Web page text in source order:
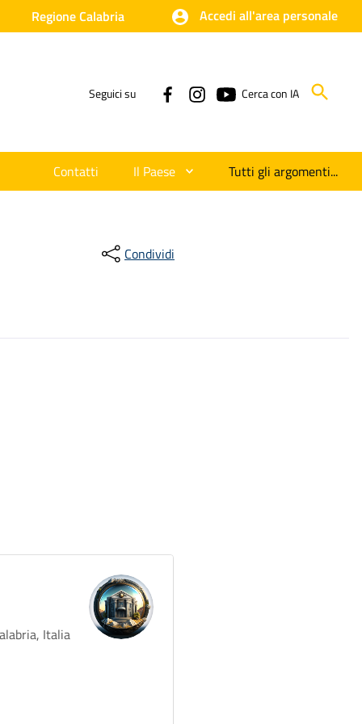
Regione Calabria Accedi all'area personale
Seguici su Cerca con IA
Contatti Il Paese Tutti gli argomenti...
Condividi
Italia